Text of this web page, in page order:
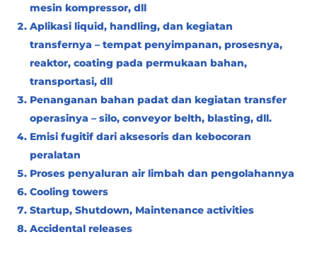
mesin kompressor, dll
Aplikasi liquid, handling, dan kegiatan
transfernya – tempat penyimpanan, prosesnya,
reaktor, coating pada permukaan bahan,
transportasi, dll
Penanganan bahan padat dan kegiatan transfer
operasinya – silo, conveyor belth, blasting, dll.
Emisi fugitif dari aksesoris dan kebocoran
peralatan
Proses penyaluran air limbah dan pengolahannya
Cooling towers
Startup, Shutdown, Maintenance activities
Accidental releases